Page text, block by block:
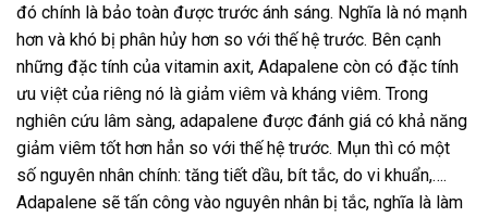
đó chính là bảo toàn được trước ánh sáng. Nghĩa là nó mạnh
hơn và khó bị phân hủy hơn so với thế hệ trước. Bên cạnh
những đặc tính của vitamin axit, Adapalene còn có đặc tính
ưu việt của riêng nó là giảm viêm và kháng viêm. Trong
nghiên cứu lâm sàng, adapalene được đánh giá có khả năng
giảm viêm tốt hơn hẳn so với thế hệ trước. Mụn thì có một
số nguyên nhân chính: tăng tiết dầu, bít tắc, do vi khuẩn,….
Adapalene sẽ tấn công vào nguyên nhân bị tắc, nghĩa là làm